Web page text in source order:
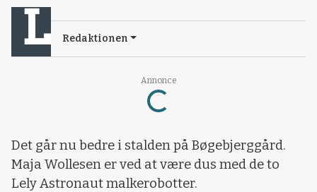
Annonce
Loading...
Redaktionen
Det går nu bedre i stalden på Bøgebjerggård.
Maja Wollesen er ved at være dus med de to
Lely Astronaut malkerobotter.